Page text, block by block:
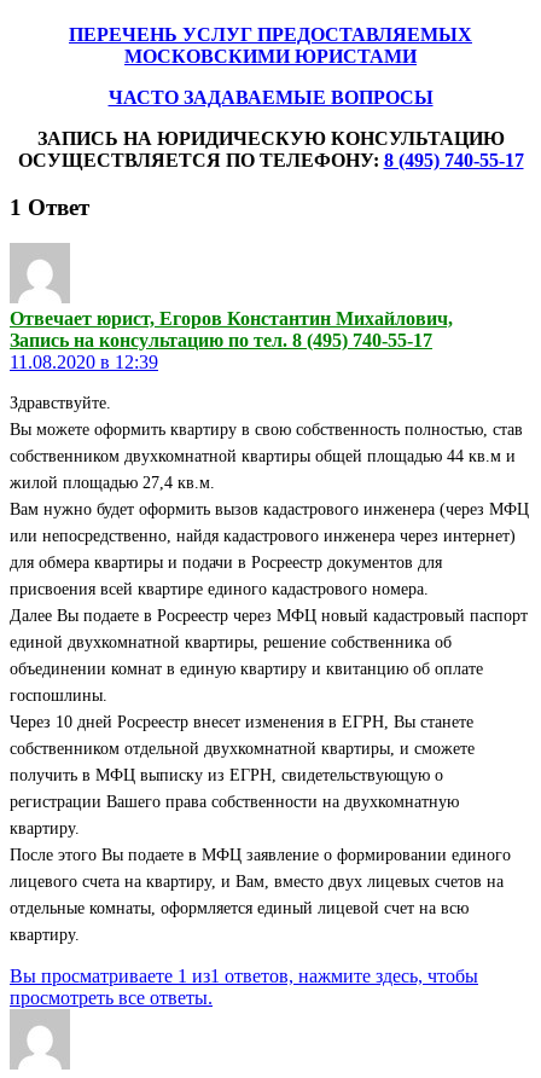
ПЕРЕЧЕНЬ УСЛУГ ПРЕДОСТАВЛЯЕМЫХ
МОСКОВСКИМИ ЮРИСТАМИ
ЧАСТО ЗАДАВАЕМЫЕ ВОПРОСЫ
ЗАПИСЬ НА ЮРИДИЧЕСКУЮ КОНСУЛЬТАЦИЮ
ОСУЩЕСТВЛЯЕТСЯ ПО ТЕЛЕФОНУ: 8 (495) 740-55-17
1 Ответ
Отвечает юрист, Егоров Константин Михайлович,
Запись на консультацию по тел. 8 (495) 740-55-17
11.08.2020 в 12:39
Здравствуйте.
Вы можете оформить квартиру в свою собственность полностью, став
собственником двухкомнатной квартиры общей площадью 44 кв.м и
жилой площадью 27,4 кв.м.
Вам нужно будет оформить вызов кадастрового инженера (через МФЦ
или непосредственно, найдя кадастрового инженера через интернет)
для обмера квартиры и подачи в Росреестр документов для
присвоения всей квартире единого кадастрового номера.
Далее Вы подаете в Росреестр через МФЦ новый кадастровый паспорт
единой двухкомнатной квартиры, решение собственника об
объединении комнат в единую квартиру и квитанцию об оплате
госпошлины.
Через 10 дней Росреестр внесет изменения в ЕГРН, Вы станете
собственником отдельной двухкомнатной квартиры, и сможете
получить в МФЦ выписку из ЕГРН, свидетельствующую о
регистрации Вашего права собственности на двухкомнатную
квартиру.
После этого Вы подаете в МФЦ заявление о формировании единого
лицевого счета на квартиру, и Вам, вместо двух лицевых счетов на
отдельные комнаты, оформляется единый лицевой счет на всю
квартиру.
Вы просматриваете 1 из1 ответов, нажмите здесь, чтобы
просмотреть все ответы.